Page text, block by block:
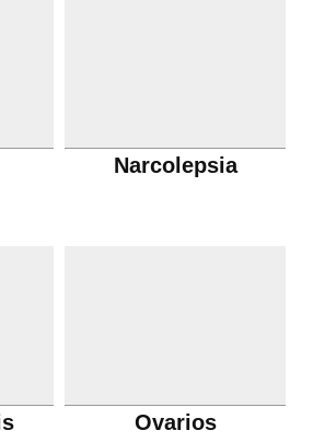
Narcolepsia
Ovarios